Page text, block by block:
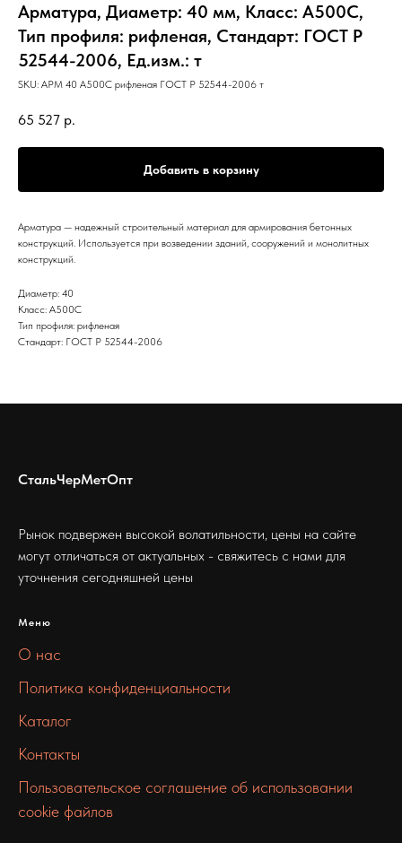
Арматура, Диаметр: 40 мм, Класс: А500С,
Тип профиля: рифленая, Стандарт: ГОСТ Р
52544-2006, Ед.изм.: т
SKU: АРМ 40 А500С рифленая ГОСТ Р 52544-2006 т
65 527 р.
Добавить в корзину
Арматура — надежный строительный материал для армирования бетонных
конструкций. Используется при возведении зданий, сооружений и монолитных
конструкций.
Диаметр: 40
Класс: А500С
Тип профиля: рифленая
Стандарт: ГОСТ Р 52544-2006
СтальЧерМетОпт
Рынок подвержен высокой волатильности, цены на сайте
могут отличаться от актуальных - свяжитесь с нами для
уточнения сегодняшней цены
Меню
О нас
Политика конфиденциальности
Каталог
Контакты
Пользовательское соглашение об использовании
cookie файлов